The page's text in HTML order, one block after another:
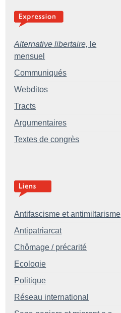
Alternative libertaire, le
mensuel
Communiqués
Webditos
Tracts
Argumentaires
Textes de congrès
Antifascisme et antimiltarisme
Antipatriarcat
Chômage / précarité
Ecologie
Politique
Réseau international